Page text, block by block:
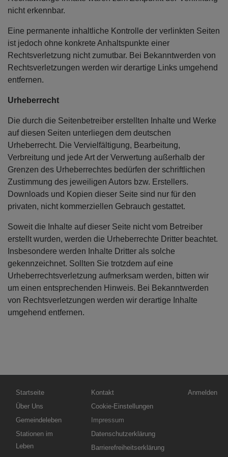
nicht erkennbar.
Eine permanente inhaltliche Kontrolle der verlinkten Seiten
ist jedoch ohne konkrete Anhaltspunkte einer
Rechtsverletzung nicht zumutbar. Bei Bekanntwerden von
Rechtsverletzungen werden wir derartige Links umgehend
entfernen.
Urheberrecht
Die durch die Seitenbetreiber erstellten Inhalte und Werke
auf diesen Seiten unterliegen dem deutschen
Urheberrecht. Die Vervielfältigung, Bearbeitung,
Verbreitung und jede Art der Verwertung außerhalb der
Grenzen des Urheberrechtes bedürfen der schriftlichen
Zustimmung des jeweiligen Autors bzw. Erstellers.
Downloads und Kopien dieser Seite sind nur für den
privaten, nicht kommerziellen Gebrauch gestattet.
Soweit die Inhalte auf dieser Seite nicht vom Betreiber
erstellt wurden, werden die Urheberrechte Dritter beachtet.
Insbesondere werden Inhalte Dritter als solche
gekennzeichnet. Sollten Sie trotzdem auf eine
Urheberrechtsverletzung aufmerksam werden, bitten wir
um einen entsprechenden Hinweis. Bei Bekanntwerden
von Rechtsverletzungen werden wir derartige Inhalte
umgehend entfernen.
Hauptnavigation
Startseite
Über Uns
Gemeindeleben
Stationen im
Leben
Fußbereichsmenü
Kontakt
Cookie-Einstellungen
Impressum
Datenschutzerklärung
Barrierefreiheitserklärung
Anmelden